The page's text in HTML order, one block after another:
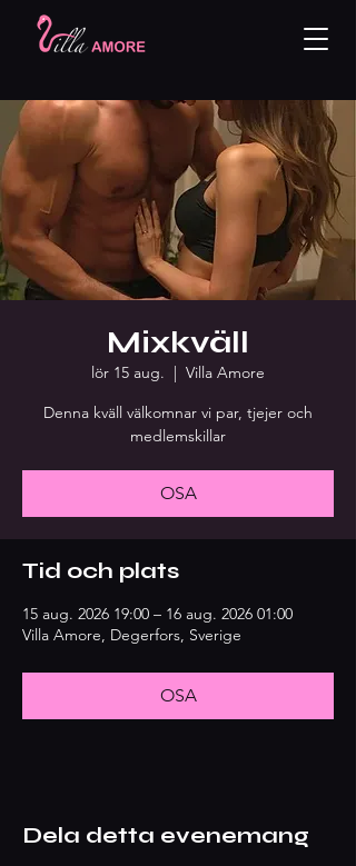
Mixkväll
lör 15 aug.
  |
Villa Amore
Denna kväll välkomnar vi par, tjejer och
medlemskillar
OSA
Tid och plats
15 aug. 2026 19:00 – 16 aug. 2026 01:00
Villa Amore, Degerfors, Sverige
OSA
Dela detta evenemang